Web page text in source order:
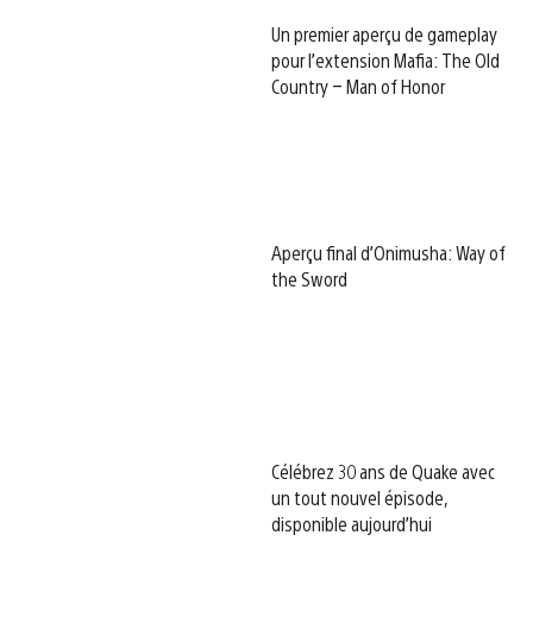
Un premier aperçu de gameplay
pour l’extension Mafia: The Old
Country – Man of Honor
Aperçu final d’Onimusha: Way of
the Sword
Célébrez 30 ans de Quake avec
un tout nouvel épisode,
disponible aujourd’hui